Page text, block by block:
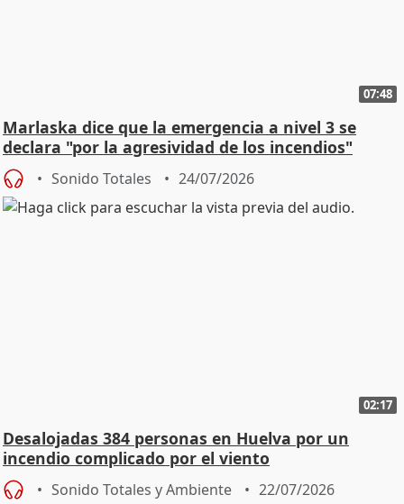
07:48
Marlaska dice que la emergencia a nivel 3 se
declara "por la agresividad de los incendios"
Sonido Totales 24/07/2026
02:17
Desalojadas 384 personas en Huelva por un
incendio complicado por el viento
Sonido Totales y Ambiente 22/07/2026